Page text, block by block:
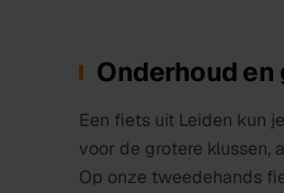
Onderhoud
Een fiets uit Leiden kun
voor de grotere klussen,
Op onze tweedehands